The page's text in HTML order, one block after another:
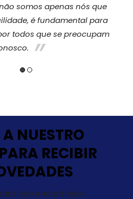
somos apenas nós que
é fundamental para
todos que se preocupam
NUESTRO
RECIBIR
não encontrado.